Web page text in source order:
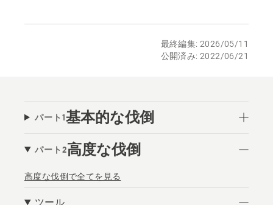
最終編集: 2026/05/11
公開済み: 2022/06/21
パート1基本的な伐倒
パート2高度な伐倒
高度な伐倒で全てを見る
ツール